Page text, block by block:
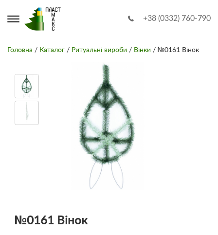
+38 (0332) 760-790
Головна / Каталог / Ритуальні вироби / Вінки / №0161 Вінок
№0161 Вінок